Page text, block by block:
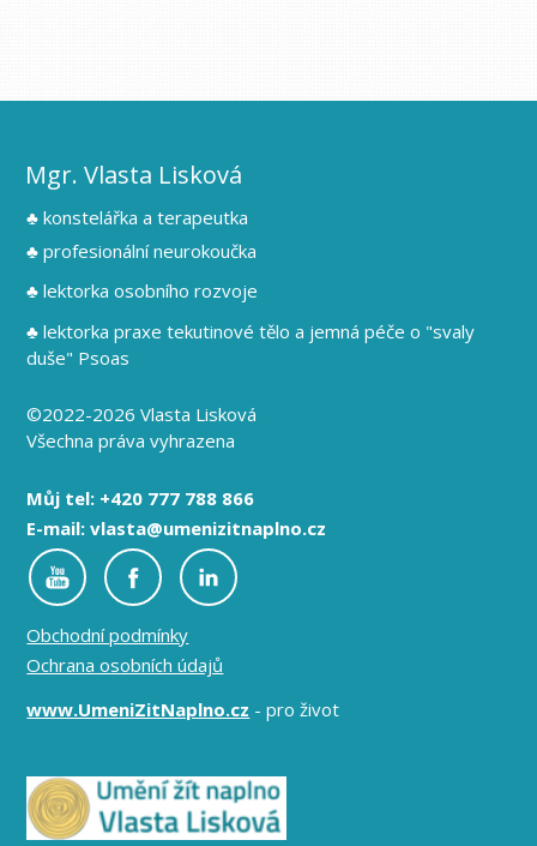
Mgr. Vlasta Lisková
♣ konstelářka a terapeutka
♣ profesionální neurokoučka
♣ lektorka osobního rozvoje
♣ lektorka praxe tekutinové tělo a jemná péče o "svaly
duše" Psoas
©2022-2026 Vlasta Lisková
Všechna práva vyhrazena
Můj tel: +420 777 788 866
E-mail: vlasta@umenizitnaplno.cz
Obchodní podmínky
Ochrana osobních údajů
www.UmeniZitNaplno.cz - pro život